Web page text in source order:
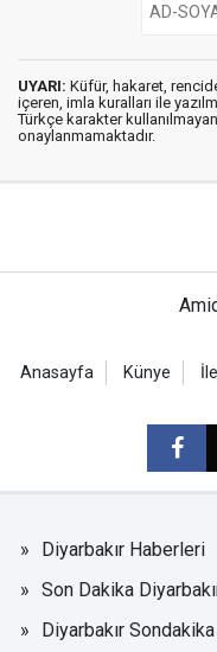
UYARI: Küfür, hakaret,
içeren, imla kuralları ile
Türkçe karakter
onaylanmamaktadır.
Anasayfa Künye
Diyarbakır Haberleri
Son Dakika
Diyarbakır Sondakika